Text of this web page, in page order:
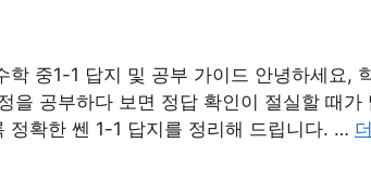
중1-1 답지 및 공부 가이드 안녕하세요,
을 공부하다 보면 정답 확인이 절실할 때
정확한 쎈 1-1 답지를 정리해 드립니다. …